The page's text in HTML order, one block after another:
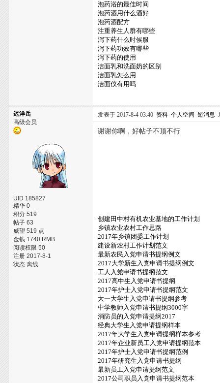
泡药浴的最佳时间
泡药酒用什么酒好
泡药酒配方
注重养生人群有哪些
泻下药什么时候服
泻下药功效有哪些
泻下药的使用
洁面乳和洗面奶的区别
洁面乳怎么用
洁面仪有用吗
迟洋岳
高级会员
UID 185827
精华 0
积分 519
帖子 63
威望 519 点
金钱 1740 RMB
阅读权限 50
注册 2017-8-1
状态 离线
发表于 2017-8-4 03:40 资料 个人空间 短消息
谢谢你啊，好帖子不顶不行
创建田中村有机农业基地的工作计划
乡镇农业农村工作思路
2017年乡镇团委工作计划
建设新农村工作计划范文
最新农民入党申请书提纲例文
2017大学新生入党申请书提纲例文
工人入党申请书提纲范文
2017高中生入党申请书提纲
2017年护士入党申请书提纲范文
大一大学生入党申请书提纲参考
中学教师入党申请书提纲3000字
消防员的入党申请提纲2017
经典大学生入党申请提纲样本
2017年大学生入党申请提纲样本参考
2017年企业新员工入党申请提纲范本
2017年护士入党申请书提纲范例
2017年研究生入党申请书提纲
最新员工入党申请提纲范文
2017公司职员入党申请书提纲范本